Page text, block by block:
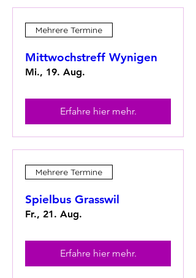
Mehrere Termine
Mittwochstreff Wynigen
Mi., 19. Aug.
Erfahre hier mehr.
Mehrere Termine
Spielbus Grasswil
Fr., 21. Aug.
Erfahre hier mehr.